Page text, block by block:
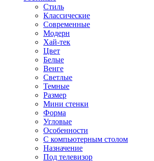
Стиль
Классические
Современные
Модерн
Хай-тек
Цвет
Белые
Венге
Светлые
Темные
Размер
Мини стенки
Форма
Угловые
Особенности
С компьютерным столом
Назначение
Под телевизор